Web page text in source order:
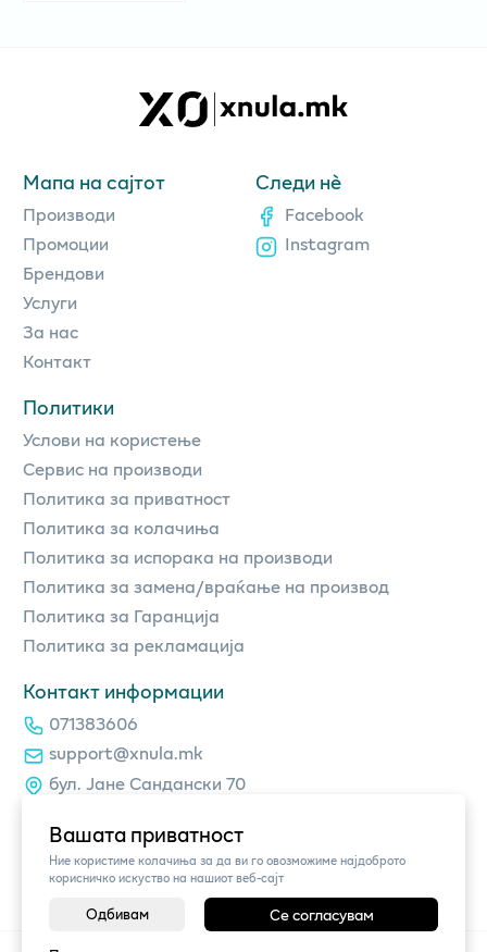
Вашата приватност
Ние користиме колачиња за да ви го овозможиме најдоброто
корисничко искуство на нашиот веб-сајт
Одбивам Се согласувам
Мапа на сајтот
Производи
Промоции
Брендови
Услуги
За нас
Контакт
Политики
Услови на користење
Сервис на производи
Политика за приватност
Политика за колачиња
Политика за испорака на производи
Политика за замена/враќање на производ
Политика за Гаранција
Политика за рекламација
Контакт информации
071383606
support@xnula.mk
бул. Јане Сандански 70
Следи нè
Facebook
Instagram